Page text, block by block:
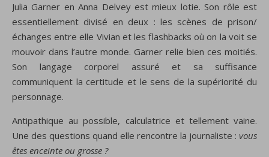
Julia Garner en Anna Delvey est mieux lotie. Son rôle est
essentiellement divisé en deux : les scènes de prison/
échanges entre elle Vivian et les flashbacks où on la voit se
mouvoir dans l’autre monde. Garner relie bien ces moitiés.
Son langage corporel assuré et sa suffisance
communiquent la certitude et le sens de la supériorité du
personnage.
Antipathique au possible, calculatrice et tellement vaine.
Une des questions quand elle rencontre la journaliste : vous
êtes enceinte ou grosse ?